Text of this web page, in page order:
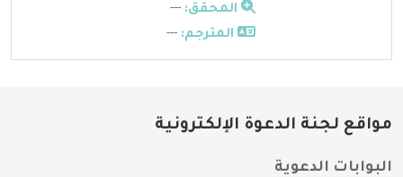
المحقق: ---
المترجم: ---
مواقع لجنة الدعوة الإلكترونية
البوابات الدعوية